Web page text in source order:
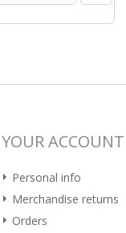
YOUR ACCOUNT
Personal info
Merchandise returns
Orders